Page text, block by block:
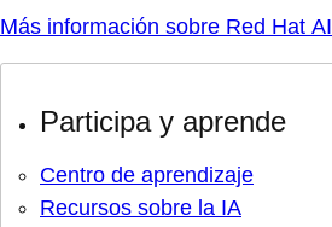
Más información sobre Red Hat AI
Participa y aprende
Centro de aprendizaje
Recursos sobre la IA